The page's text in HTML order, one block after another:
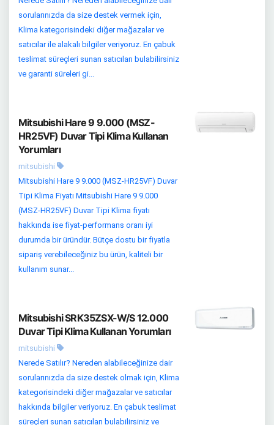
sorularınızda da size destek vermek için,
Klima kategorisindeki diğer mağazalar ve
satıcılar ile alakalı bilgiler veriyoruz. En çabuk
teslimat süreçleri sunan satıcıları bulabilirsiniz
ve garanti süreleri gi...
Mitsubishi Hare 9 9.000 (MSZ-
HR25VF) Duvar Tipi Klima Kullanan
Yorumları
mitsubishi
Mitsubishi Hare 9 9.000 (MSZ-HR25VF) Duvar
Tipi Klima Fiyatı Mitsubishi Hare 9 9.000
(MSZ-HR25VF) Duvar Tipi Klima fiyatı
hakkında ise fiyat-performans oranı iyi
durumda bir üründür. Bütçe dostu bir fiyatla
sipariş verebileceğiniz bu ürün, kaliteli bir
kullanım sunar...
Mitsubishi SRK35ZSX-W/S 12.000
Duvar Tipi Klima Kullanan Yorumları
mitsubishi
Nerede Satılır? Nereden alabileceğinize dair
sorularınızda da size destek olmak için, Klima
kategorisindeki diğer mağazalar ve satıcılar
hakkında bilgiler veriyoruz. En çabuk teslimat
süreçleri sunan satıcıları bulabilirsiniz ve